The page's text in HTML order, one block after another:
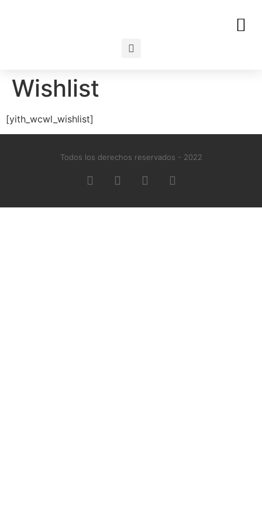
Wishlist
[yith_wcwl_wishlist]
Todos los derechos reservados - 2022